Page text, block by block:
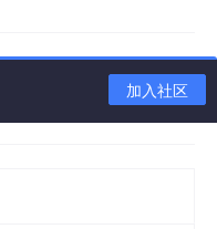
→ 写入 Postgres → Git
加入社区